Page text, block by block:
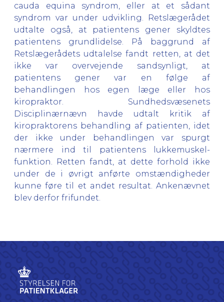
cauda equina syndrom, eller at et sådant
syndrom var under udvikling. Retslægerådet
udtalte også, at patientens gener skyldtes
patientens grundlidelse. På baggrund af
Retslægerådets udtalelse fandt retten, at det
ikke var overvejende sandsynligt, at
patientens gener var en følge af
behandlingen hos egen læge eller hos
kiropraktor. Sundhedsvæsenets
Disciplinærnævn havde udtalt kritik af
kiropraktorens behandling af patienten, idet
der ikke under behandlingen var spurgt
nærmere ind til patientens lukkemuskel-
funktion. Retten fandt, at dette forhold ikke
under de i øvrigt anførte omstændigheder
kunne føre til et andet resultat. Ankenævnet
blev derfor frifundet.